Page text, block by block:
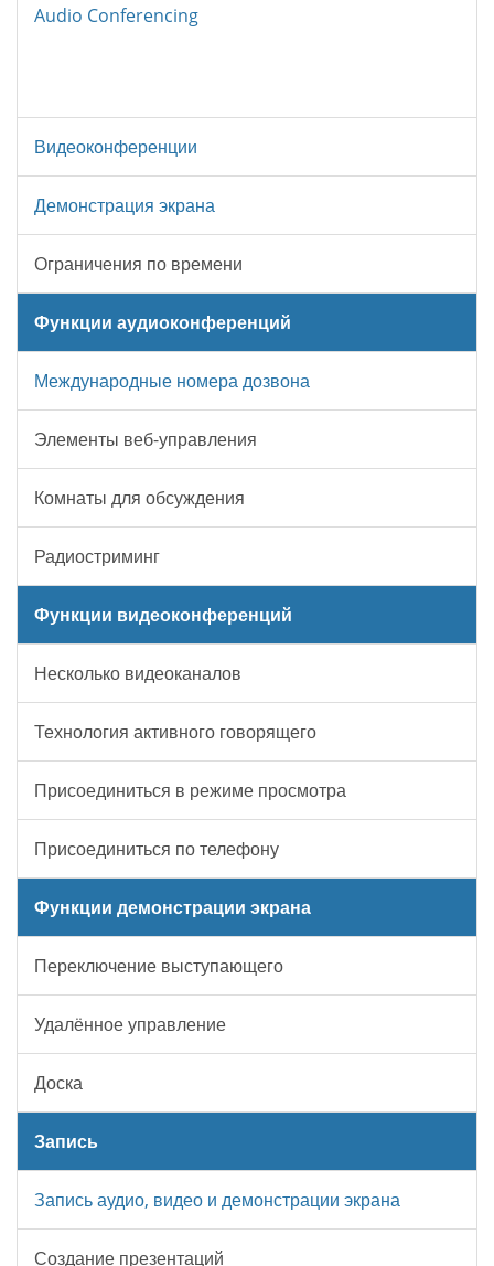
Audio Conferencing
Видеоконференции
Демонстрация экрана
Ограничения по времени
Функции аудиоконференций
Международные номера дозвона
Элементы веб-управления
Комнаты для обсуждения
Радиостриминг
Функции видеоконференций
Несколько видеоканалов
Технология активного говорящего
Присоединиться в режиме просмотра
Присоединиться по телефону
Функции демонстрации экрана
Переключение выступающего
Удалённое управление
Доска
Запись
Запись аудио, видео и демонстрации экрана
Создание презентаций